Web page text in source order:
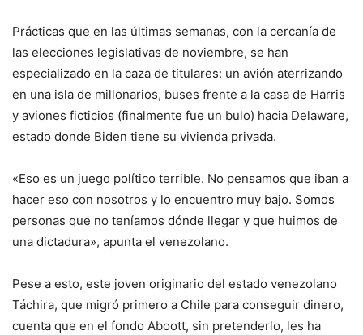
Prácticas que en las últimas semanas, con la cercanía de
las elecciones legislativas de noviembre, se han
especializado en la caza de titulares: un avión aterrizando
en una isla de millonarios, buses frente a la casa de Harris
y aviones ficticios (finalmente fue un bulo) hacia Delaware,
estado donde Biden tiene su vivienda privada.
«Eso es un juego político terrible. No pensamos que iban a
hacer eso con nosotros y lo encuentro muy bajo. Somos
personas que no teníamos dónde llegar y que huimos de
una dictadura», apunta el venezolano.
Pese a esto, este joven originario del estado venezolano
Táchira, que migró primero a Chile para conseguir dinero,
cuenta que en el fondo Aboott, sin pretenderlo, les ha